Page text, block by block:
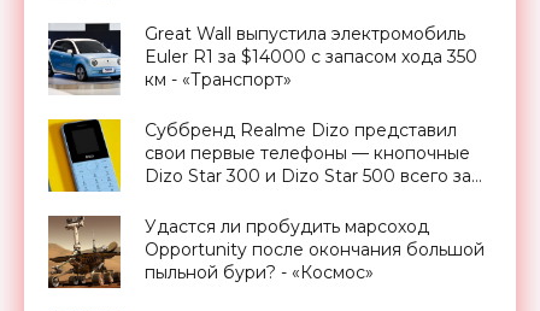
Great Wall выпустила электромобиль
Euler R1 за $14000 с запасом хода 350
км - «Транспорт»
Суббренд Realme Dizo представил
свои первые телефоны — кнопочные
Dizo Star 300 и Dizo Star 500 всего за
Удастся ли пробудить марсоход
Opportunity после окончания большой
пыльной бури? - «Космос»